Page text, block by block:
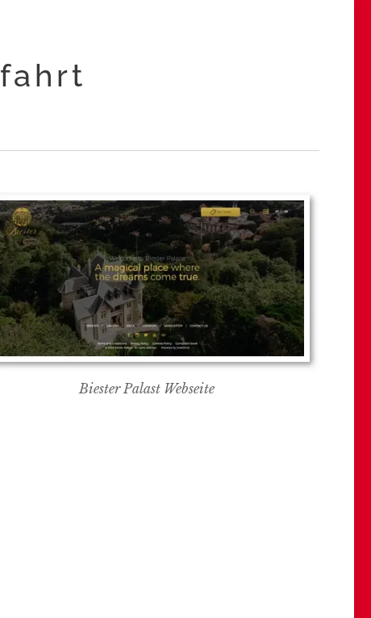
Biester Palast Webseite